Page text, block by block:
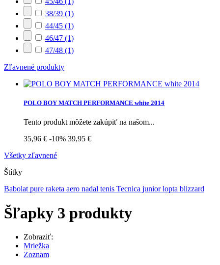
38/39 (1)
44/45 (1)
46/47 (1)
47/48 (1)
Zľavnené produkty
POLO BOY MATCH PERFORMANCE white 2014
Tento produkt môžete zakúpiť na našom...
35,96 € -10% 39,95 €
Všetky zľavnené
Štítky
Babolat pure raketa aero nadal tenis Tecnica juniorlopta blizzard
Šľapky 3 produkty
Zobraziť:
Mriežka
Zoznam